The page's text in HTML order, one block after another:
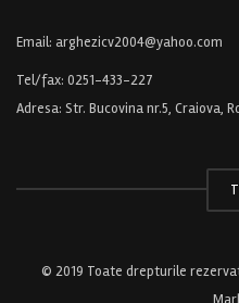
Email: arghezicv2004@yahoo.com
Tel/fax: 0251-433-227
Adresa: Str. Bucovina nr.5, Craiova,
© 2019 Toate drepturile